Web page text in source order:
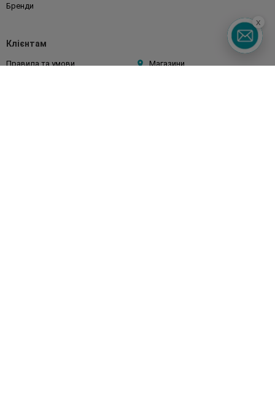
Бренди
Клієнтам
Правила та умови Магазини
x